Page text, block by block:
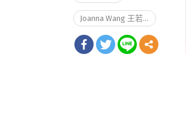
Joanna Wang 王若琳